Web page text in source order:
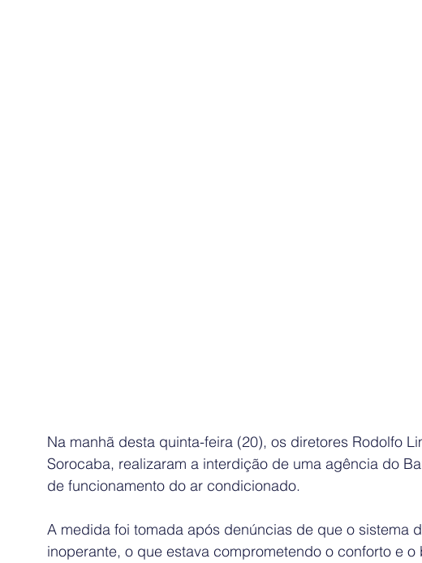
Na manhã desta quinta-feira (20), os diretores Rodolfo
Sorocaba, realizaram a interdição de uma agência do
de funcionamento do ar condicionado.
A medida foi tomada após denúncias de que o sistema
inoperante, o que estava comprometendo o conforto e